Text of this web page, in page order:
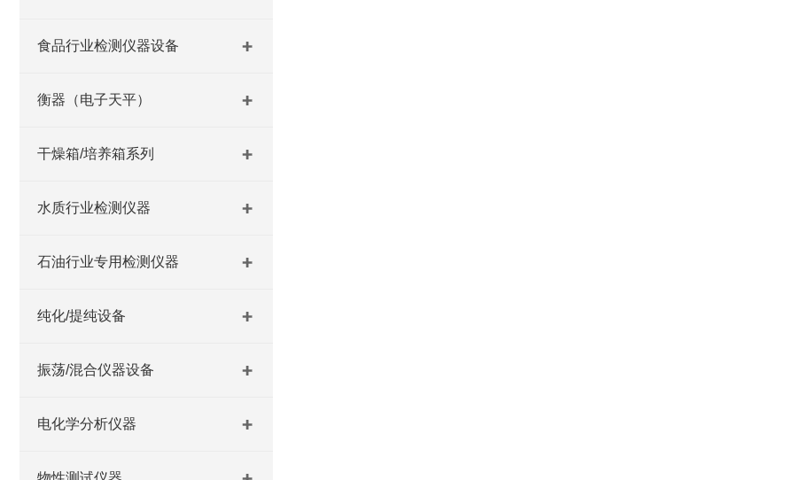
食品行业检测仪器设备
衡器（电子天平）
干燥箱/培养箱系列
水质行业检测仪器
石油行业专用检测仪器
纯化/提纯设备
振荡/混合仪器设备
电化学分析仪器